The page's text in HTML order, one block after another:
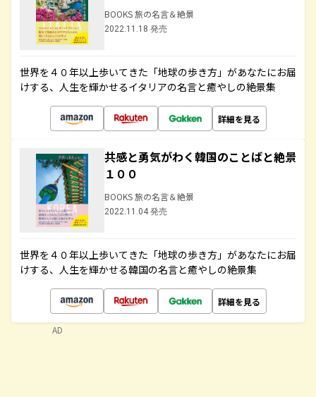
BOOKS 旅の名言＆絶景
2022.11.18 発売
世界を４０年以上歩いてきた「地球の歩き方」があなたにお届
けする、人生を輝かせるイタリアの名言と癒やしの絶景集
詳細を見る
共感と勇気がわく韓国のことばと絶景
１００
BOOKS 旅の名言＆絶景
2022.11.04 発売
世界を４０年以上歩いてきた「地球の歩き方」があなたにお届
けする、人生を輝かせる韓国の名言と癒やしの絶景集
詳細を見る
AD